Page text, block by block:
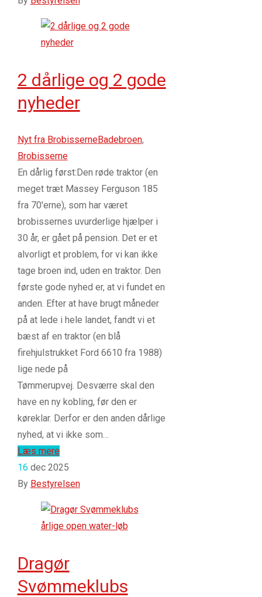
2 dårlige og 2 gode
nyheder
Nyt fra BrobisserneBadebroen,
Brobisserne
En dårlig først:Den røde traktor (en
meget træt Massey Ferguson 185
fra 70'erne), som har været
brobissernes uvurderlige hjælper i
30 år, er gået på pension. Det er et
alvorligt et problem, for vi kan ikke
tage broen ind, uden en traktor. Den
første gode nyhed er, at vi fundet en
anden. Efter at have brugt måneder
på at lede i hele landet, fandt vi et
bæst af en traktor (en blå
firehjulstrukket Ford 6610 fra 1988)
lige nede på
Tømmerupvej. Desværre skal den
have en ny kobling, før den er
køreklar. Derfor er den anden dårlige
nyhed, at vi ikke som…
Læs mere
16 dec 2025
By Bestyrelsen
Dragør
Svømmeklubs